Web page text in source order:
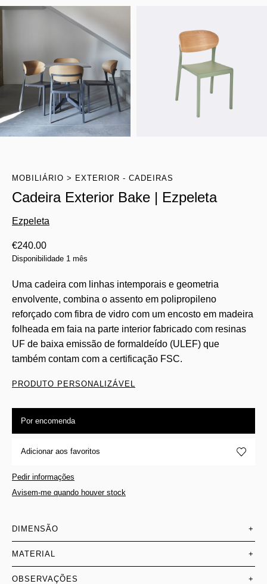
MOBILIÁRIO EXTERIOR - CADEIRAS
Cadeira Exterior Bake | Ezpeleta
Ezpeleta
€240.00
Disponibilidade 1 mês
Uma cadeira com linhas intemporais e geometria
envolvente, combina o assento em polipropileno
reforçado com fibra de vidro com um encosto em madeira
folheada em faia na parte interior fabricado com resinas
UF de baixa emissão de formaldeído (ULEF) que
também contam com a certificação FSC.
PRODUTO PERSONALIZÁVEL
Por encomenda
Adicionar aos favoritos
Pedir informações
Avisem-me quando houver stock
DIMENSÃO +
MATERIAL +
OBSERVAÇÕES +